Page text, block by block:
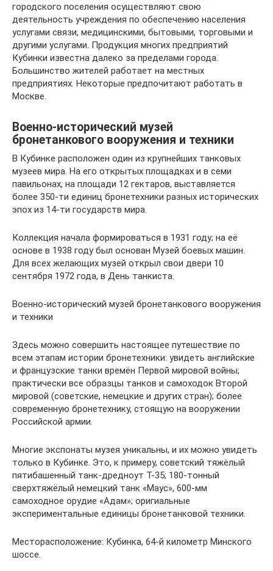
городского поселения осуществляют свою
деятельность учреждения по обеспечению населения
услугами связи, медицинскими, бытовыми, торговыми и
другими услугами. Продукция многих предприятий
Кубинки известна далеко за пределами города.
Большинство жителей работает на местных
предприятиях. Некоторые предпочитают работать в
Москве.
Военно-исторический музей
бронетанкового вооружения и техники
В Кубинке расположен один из крупнейших танковых
музеев мира. На его открытых площадках и в семи
павильонах, на площади 12 гектаров, выставляется
более 350-ти единиц бронетехники разных исторических
эпох из 14-ти государств мира.
Коллекция начала формироваться в 1931 году; на её
основе в 1938 году был основан Музей боевых машин.
Для всех желающих музей открыл свои двери 10
сентября 1972 года, в День танкиста.
Военно-исторический музей бронетанкового вооружения
и техники
Здесь можно совершить настоящее путешествие по
всем этапам истории бронетехники: увидеть английские
и французские танки времён Первой мировой войны;
практически все образцы танков и самоходок Второй
мировой (советские, немецкие и других стран); более
современную бронетехнику, стоящую на вооружении
Российской армии.
Многие экспонаты музея уникальны, и их можно увидеть
только в Кубинке. Это, к примеру, советский тяжёлый
пятибашенный танк-дредноут Т-35; 180-тонный
сверхтяжёлый немецкий танк «Маус», 600-мм
самоходное орудие «Адам»; оригиальные
экспериментальные единицы бронетанковой техники.
Месторасположение: Кубинка, 64-й километр Минского
шоссе.